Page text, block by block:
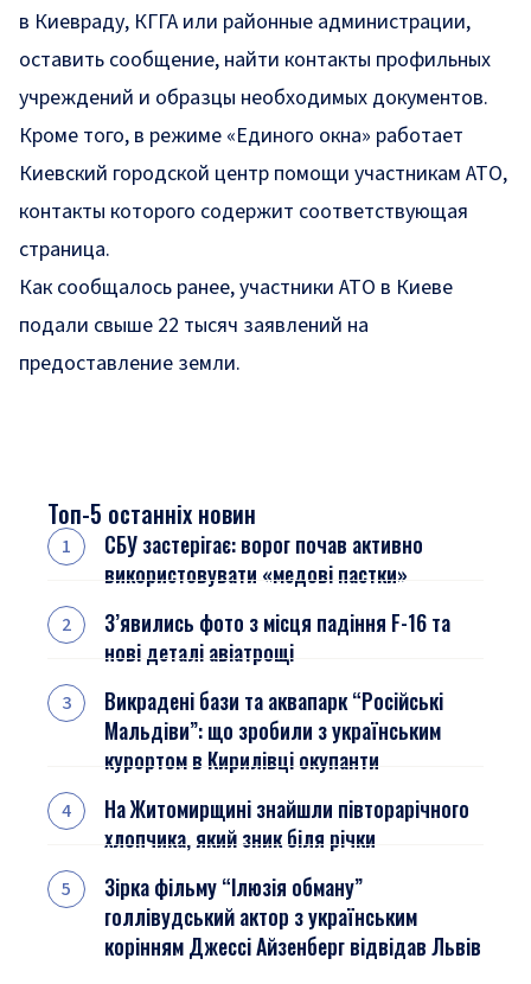
в Киевраду, КГГА или районные администрации,
оставить сообщение, найти контакты профильных
учреждений и образцы необходимых документов.
Кроме того, в режиме «Единого окна» работает
Киевский городской центр помощи участникам АТО,
контакты которого содержит соответствующая
страница.
Как сообщалось ранее, участники АТО в Киеве
подали свыше 22 тысяч заявлений на
предоставление земли.
Топ-5 останніх новин
СБУ застерігає: ворог почав активно
використовувати «медові пастки»
З’явились фото з місця падіння F-16 та
нові деталі авіатрощі
Викрадені бази та аквапарк “Російські
Мальдіви”: що зробили з українським
курортом в Кирилівці окупанти
На Житомирщині знайшли півторарічного
хлопчика, який зник біля річки
Зірка фільму “Ілюзія обману”
голлівудський актор з українським
корінням Джессі Айзенберг відвідав Львів